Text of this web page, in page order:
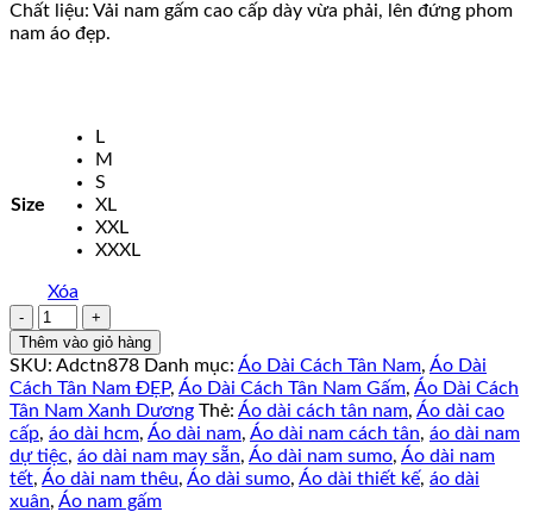
Chất liệu: Vải nam gấm cao cấp dày vừa phải, lên đứng phom
nam áo đẹp.
Size
L
M
S
XL
XXL
XXXL
Xóa
Áo
Dài
Cách
Tân
Nam
Thiết
Kế
Gấm
CHÍ
Thêm vào giỏ hàng
SKU: Adctn878 Danh mục: Áo Dài Cách Tân Nam, Áo Dài
Cách Tân Nam ĐẸP, Áo Dài Cách Tân Nam Gấm, Áo Dài Cách
Tân Nam Xanh Dương Thẻ: Áo dài cách tân nam, Áo dài cao
cấp, áo dài hcm, Áo dài nam, Áo dài nam cách tân, áo dài nam
dự tiệc, áo dài nam may sẵn, Áo dài nam sumo, Áo dài nam
tết, Áo dài nam thêu, Áo dài sumo, Áo dài thiết kế, áo dài
xuân, Áo nam gấm